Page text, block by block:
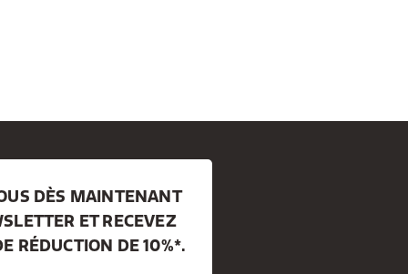
DÈS MAINTENANT
ET RECEVEZ
RÉDUCTION DE 10%*.